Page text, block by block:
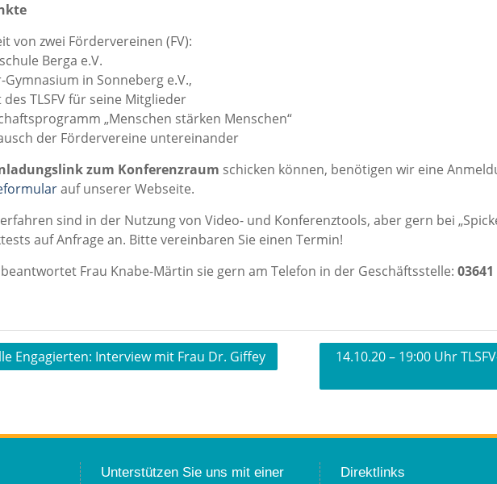
von zwei Fördervereinen (FV):
Berga e.V.
in Sonneberg e.V.,
TLSFV für seine Mitglieder
„Menschen stärken Menschen“
der Fördervereine untereinander
zum Konferenzraum schicken können, benötigen wir eine
auf unserer Webseite.
sind in der Nutzung von Video- und Konferenztools, aber gern bei
auf Anfrage an. Bitte vereinbaren Sie einen Termin!
beantwortet Frau Knabe-Märtin sie gern am Telefon in der Geschäftsstelle: 03641
Engagierten: Interview mit Frau Dr. Giffey
14.10.20 – 19:00 Uhr
Unterstützen Sie uns mit einer
Direktlinks